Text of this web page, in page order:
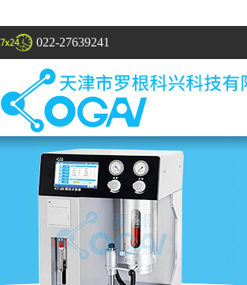
022-27639241